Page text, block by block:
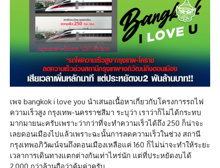
เพจ bangkok i love you นำเสนอเนื้อหาเกี่ยวกับโครงการรถไฟ
ความเร็วสูง กรุงเทพ-นครราชสีมา ระบุว่า เราว่าก็ไม่ได้กระทบ
มากมายนะครับเพราะว่ากว่าที่จะทำความเร็วได้ถึง 250 ก็น่าจะ
เลยดอนเมืองไปแล้วเพราะฉะนั้นการลดความเร็วในช่วง สถานี
กรุงเทพอภิวัฒน์จนถึงดอนเมืองเหลือแค่ 160 ก็ไม่น่าจะทำให้ระยะ
เวลาการเดินทางแตกต่างกันเท่าไหร่นัก แต่ที่ประหยัดงบได้